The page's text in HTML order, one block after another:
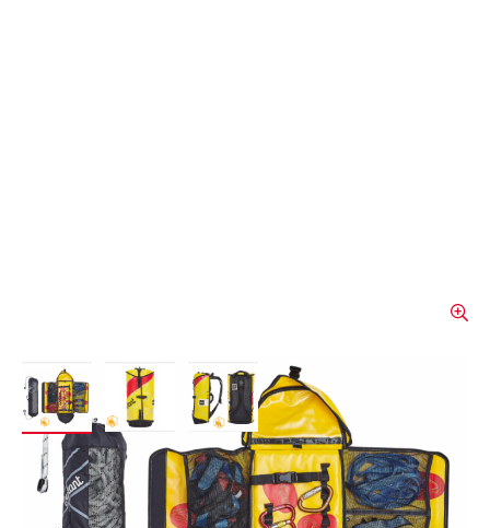
View larger imageView larger imageView larger image